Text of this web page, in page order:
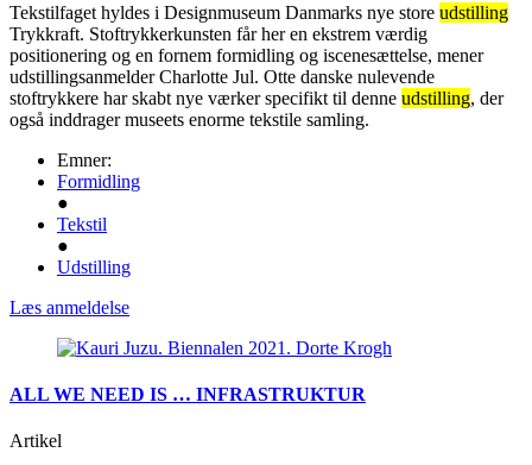
Tekstilfaget hyldes i Designmuseum Danmarks nye store udstilling
Trykkraft. Stoftrykkerkunsten får her en ekstrem værdig
positionering og en fornem formidling og iscenesættelse, mener
udstillingsanmelder Charlotte Jul. Otte danske nulevende
stoftrykkere har skabt nye værker specifikt til denne udstilling, der
også inddrager museets enorme tekstile samling.
Emner:
Formidling
●
Tekstil
●
Udstilling
Læs anmeldelse
ALL WE NEED IS … INFRASTRUKTUR
Artikel